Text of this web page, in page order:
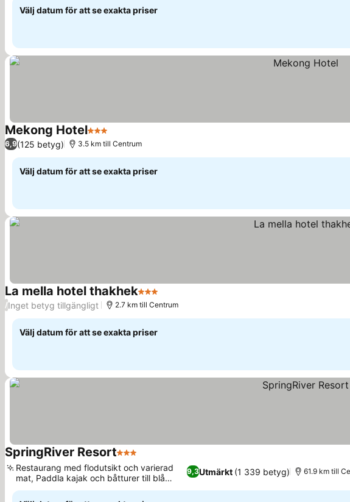
Välj datum för att se exakta priser
Mekong Hotel3 Stjärnor
6,9(125 betyg) 3.5 km till Centrum
Välj datum för att se exakta priser
La mella hotel thakhek3 Stjärnor
/Inget betyg tillgängligt 2.7 km till Centrum
Välj datum för att se exakta priser
SpringRiver Resort3 Stjärnor
9,3Utmärkt (1 339 betyg)
Restaurang med flodutsikt och varierad
mat, Paddla kajak och båtturer till blå
lagunen
61.9 km till